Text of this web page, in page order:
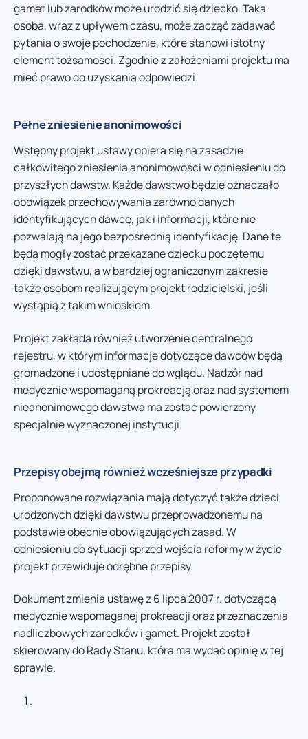
gamet lub zarodków może urodzić się dziecko. Taka
osoba, wraz z upływem czasu, może zacząć zadawać
pytania o swoje pochodzenie, które stanowi istotny
element tożsamości. Zgodnie z założeniami projektu ma
mieć prawo do uzyskania odpowiedzi.
Pełne zniesienie anonimowości
Wstępny projekt ustawy opiera się na zasadzie
całkowitego zniesienia anonimowości w odniesieniu do
przyszłych dawstw. Każde dawstwo będzie oznaczało
obowiązek przechowywania zarówno danych
identyfikujących dawcę, jak i informacji, które nie
pozwalają na jego bezpośrednią identyfikację. Dane te
będą mogły zostać przekazane dziecku poczętemu
dzięki dawstwu, a w bardziej ograniczonym zakresie
także osobom realizującym projekt rodzicielski, jeśli
wystąpią z takim wnioskiem.
Projekt zakłada również utworzenie centralnego
rejestru, w którym informacje dotyczące dawców będą
gromadzone i udostępniane do wglądu. Nadzór nad
medycznie wspomaganą prokreacją oraz nad systemem
nieanonimowego dawstwa ma zostać powierzony
specjalnie wyznaczonej instytucji.
Przepisy obejmą również wcześniejsze przypadki
Proponowane rozwiązania mają dotyczyć także dzieci
urodzonych dzięki dawstwu przeprowadzonemu na
podstawie obecnie obowiązujących zasad. W
odniesieniu do sytuacji sprzed wejścia reformy w życie
projekt przewiduje odrębne przepisy.
Dokument zmienia ustawę z 6 lipca 2007 r. dotyczącą
medycznie wspomaganej prokreacji oraz przeznaczenia
nadliczbowych zarodków i gamet. Projekt został
skierowany do Rady Stanu, która ma wydać opinię w tej
sprawie.